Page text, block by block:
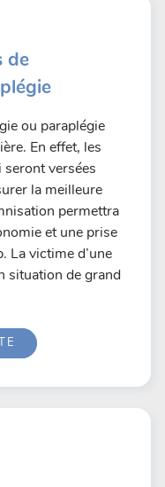
de
ou paraplégie
En effet, les
versées
la meilleure
permettra
et une prise
La victime d’une
situation de grand